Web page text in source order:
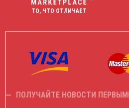
ТО, ЧТО ОТЛИЧАЕТ
ПОЛУЧАЙТЕ НОВОСТИ